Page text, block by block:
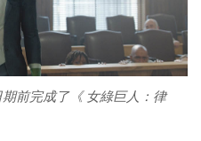
前完成了《 女綠巨人：律